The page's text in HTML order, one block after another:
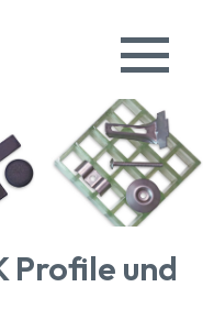
Profile und